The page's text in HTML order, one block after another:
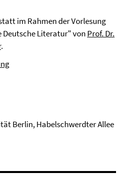
im Rahmen der Vorlesung
Deutsche Literatur" von Prof. Dr.
.
Berlin, Habelschwerdter Allee